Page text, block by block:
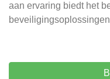
aan ervaring biedt het